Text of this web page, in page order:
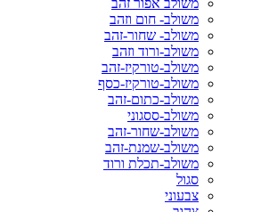
משולב- חום וזהב
משולב- שחור-זהב
משולב-ורוד וזהב
משולב-טורקיז-זהב
משולב-טורקיז-כסף
משולב-כתום-זהב
משולב-ססגוני
משולב-שחור-זהב
משולב-שמנת-זהב
משולב-תכלת ורוד
סגול
צבעוני